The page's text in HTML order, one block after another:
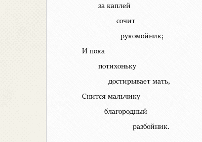
за каплей
сочит
рукомойник;
И пока
потихоньку
достирывает мать,
Снится мальчику
благородный
разбойник.